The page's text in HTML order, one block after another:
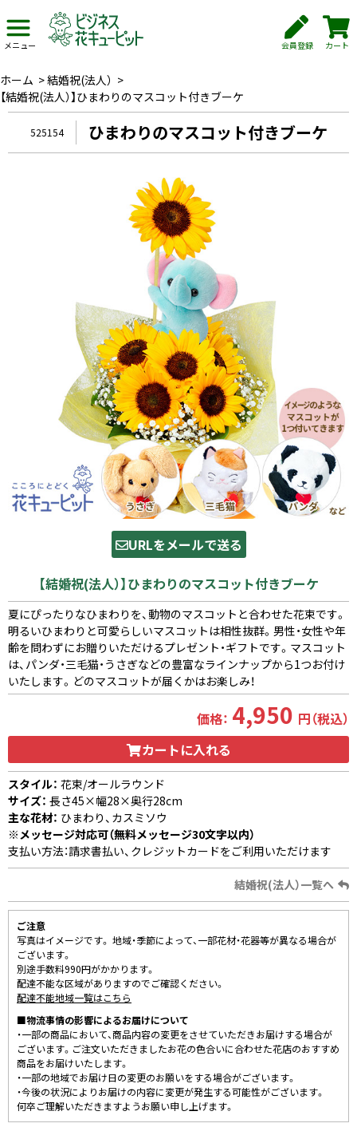
メニュー 会員登録 カート
ホーム >結婚祝(法人） >
【結婚祝(法人）】ひまわりのマスコット付きブーケ
525154 ひまわりのマスコット付きブーケ
URLをメールで送る
【結婚祝(法人）】ひまわりのマスコット付きブーケ
夏にぴったりなひまわりを、動物のマスコットと合わせた花束です。
明るいひまわりと可愛らしいマスコットは相性抜群。男性・女性や年
齢を問わずにお贈りいただけるプレゼント・ギフトです。マスコット
は、パンダ・三毛猫・うさぎなどの豊富なラインナップから1つお付け
いたします。どのマスコットが届くかはお楽しみ！
価格： 4,950 円（税込）
カートに入れる
スタイル： 花束/オールラウンド
サイズ： 長さ45×幅28×奥行28cm
主な花材： ひまわり、カスミソウ
※メッセージ対応可（無料メッセージ30文字以内）
支払い方法：請求書払い、クレジットカードをご利用いただけます
結婚祝(法人）一覧へ
ご注意
写真はイメージです。 地域・季節によって、一部花材・花器等が異なる場合が
ございます。
別途手数料990円がかかります。
配達不能な区域がありますのでご確認ください。
配達不能地域一覧はこちら
■物流事情の影響によるお届けについて
・一部の商品において、商品内容の変更をさせていただきお届けする場合が
ございます。ご注文いただきましたお花の色合いに合わせた花店のおすすめ
商品をお届けいたします。
・一部の地域でお届け日の変更のお願いをする場合がございます。
・今後の状況によりお届けの内容に変更が発生する可能性がございます。
何卒ご理解いただきますようお願い申し上げます。